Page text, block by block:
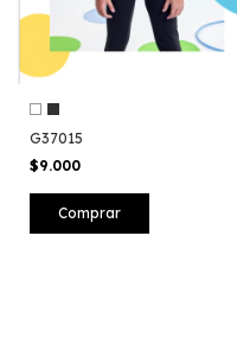
G37015
$9.000
Comprar